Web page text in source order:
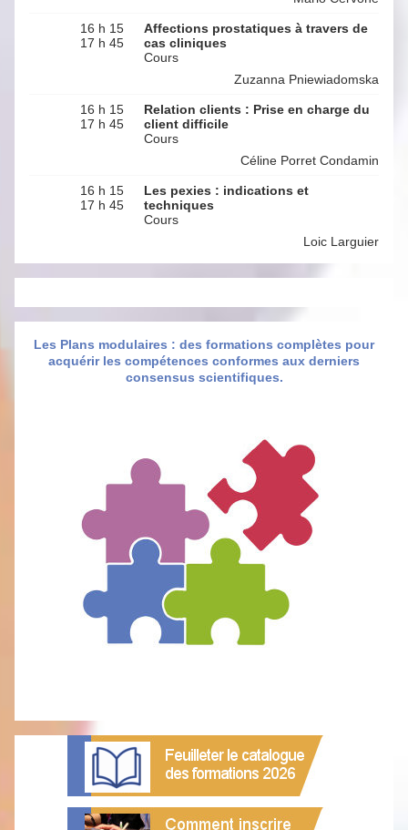
16 h 15
17 h 45
Affections prostatiques à travers de
cas cliniques
Cours
Zuzanna Pniewiadomska
16 h 15
17 h 45
Relation clients : Prise en charge du
client difficile
Cours
Céline Porret Condamin
16 h 15
17 h 45
Les pexies : indications et
techniques
Cours
Loic Larguier
Les Plans modulaires : des formations complètes pour
acquérir les compétences conformes aux derniers
consensus scientifiques.